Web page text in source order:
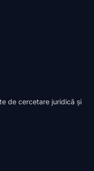
de cercetare juridică și